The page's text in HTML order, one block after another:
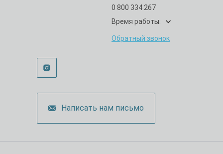
Написать нам письмо
0 800 334 267
Время работы:
Обратный звонок